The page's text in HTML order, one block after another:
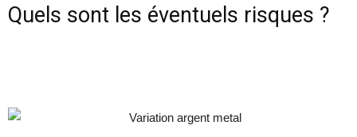
Quels sont les éventuels risques ?